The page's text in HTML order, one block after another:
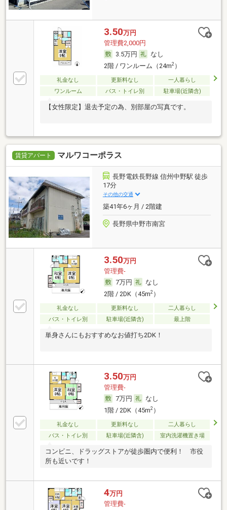
3.50万円
管理費2,000円
3.5万円
なし
2階 / ワンルーム（24m2）
礼金なし 更新料なし
一人暮らし
ワンルーム
バス・トイレ別 駐車場(近隣含)
【女性限定】退去予定の為、別部屋の写真です。
賃貸アパート マルワコーポラス
長野電鉄長野線 信州中野駅 徒歩
17分
その他の交通
築41年6ヶ月 / 2階建
長野県中野市南宮
3.50万円
管理費-
7万円
なし
2階 / 2DK（45m2）
礼金なし 更新料なし
二人暮らし
バス・トイレ別
駐車場(近隣含) 最上階
単身さんにもおすすめなお値打ち2DK！
3.50万円
管理費-
7万円
なし
1階 / 2DK（45m2）
礼金なし 更新料なし
二人暮らし
バス・トイレ別
駐車場(近隣含) 室内洗濯機置き場
コンビニ、ドラッグストアが徒歩圏内で便利！ 市役
所も近いです！
4万円
管理費-